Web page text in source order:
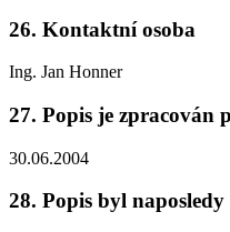
26. Kontaktní osoba
Ing. Jan Honner
27. Popis je zpracován
30.06.2004
28. Popis byl